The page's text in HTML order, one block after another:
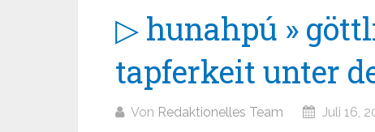
▷ hunahpú »
tapferkeit unter
Von Redaktionelles Team Juli 16,